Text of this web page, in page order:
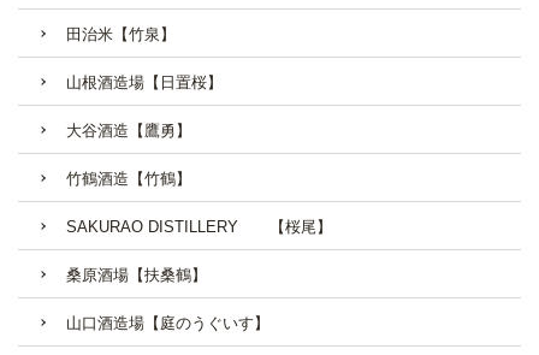
田治米【竹泉】
山根酒造場【日置桜】
大谷酒造【鷹勇】
竹鶴酒造【竹鶴】
SAKURAO DISTILLERY 【桜尾】
桑原酒場【扶桑鶴】
山口酒造場【庭のうぐいす】